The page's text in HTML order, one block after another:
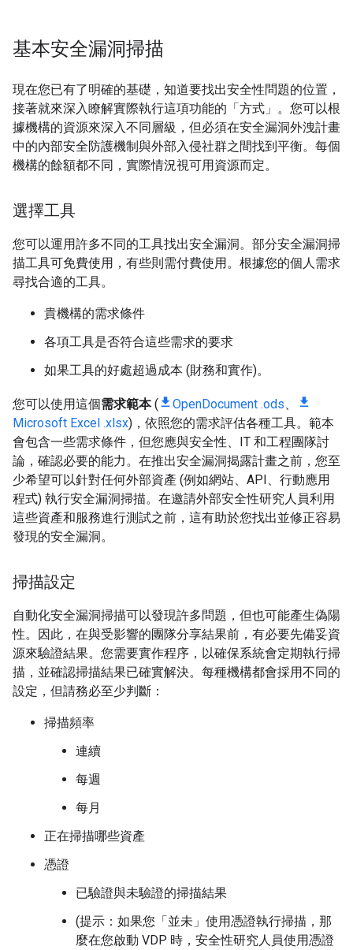
基本安全漏洞掃描
現在您已有了明確的基礎，知道要找出安全性問題的位置，
接著就來深入瞭解實際執行這項功能的「方式」 。您可以根
據機構的資源來深入不同層級，但必須在安全漏洞外洩計畫
中的內部安全防護機制與外部入侵社群之間找到平衡。每個
機構的餘額都不同，實際情況視可用資源而定。
選擇工具
您可以運用許多不同的工具找出安全漏洞。部分安全漏洞掃
描工具可免費使用，有些則需付費使用。根據您的個人需求
尋找合適的工具。
貴機構的需求條件
各項工具是否符合這些需求的要求
如果工具的好處超過成本 (財務和實作)。
您可以使用這個需求範本( OpenDocument .ods、
Microsoft Excel .xlsx)，依照您的需求評估各種工具。範本
會包含一些需求條件，但您應與安全性、IT 和工程團隊討
論，確認必要的能力。在推出安全漏洞揭露計畫之前，您至
少希望可以針對任何外部資產 (例如網站、API、行動應用
程式) 執行安全漏洞掃描。在邀請外部安全性研究人員利用
這些資產和服務進行測試之前，這有助於您找出並修正容易
發現的安全漏洞。
掃描設定
自動化安全漏洞掃描可以發現許多問題，但也可能產生偽陽
性。因此，在與受影響的團隊分享結果前，有必要先備妥資
源來驗證結果。您需要實作程序，以確保系統會定期執行掃
描，並確認掃描結果已確實解決。每種機構都會採用不同的
設定，但請務必至少判斷：
掃描頻率
連續
每週
每月
正在掃描哪些資產
憑證
已驗證與未驗證的掃描結果
(提示：如果您「並未」 使用憑證執行掃描，那
麼在您啟動 VDP 時，安全性研究人員使用憑證